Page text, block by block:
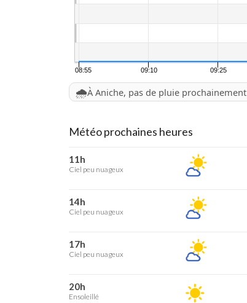
08:55 09:10 09:25
🌧️À Aniche, pas de pluie prochainement
Météo prochaines heures
11h
Ciel peu nuageux
14h
Ciel peu nuageux
17h
Ciel peu nuageux
20h
Ensoleillé